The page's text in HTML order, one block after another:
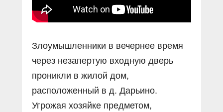
Злоумышленники в вечернее время
через незапертую входную дверь
проникли в жилой дом,
расположенный в д. Дарьино.
Угрожая хозяйке предметом,